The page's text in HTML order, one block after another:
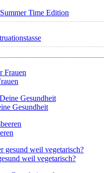
Time Edition
Gesundheit
weil vegetarisch?